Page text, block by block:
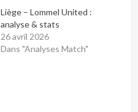
Liège – Lommel United :
analyse & stats
26 avril 2026
Dans "Analyses Match"